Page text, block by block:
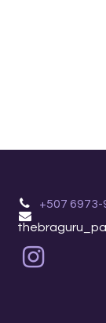
+507 6973-